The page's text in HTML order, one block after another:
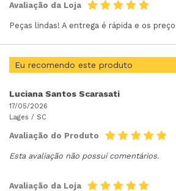
Avaliação da Loja
Peças lindas! A entrega é rápida e os
Eu recomendo este produto
Luciana Santos Scarasati
17/05/2026
Lages / SC
Avaliação do Produto
Esta avaliação não possui comentários.
Avaliação da Loja